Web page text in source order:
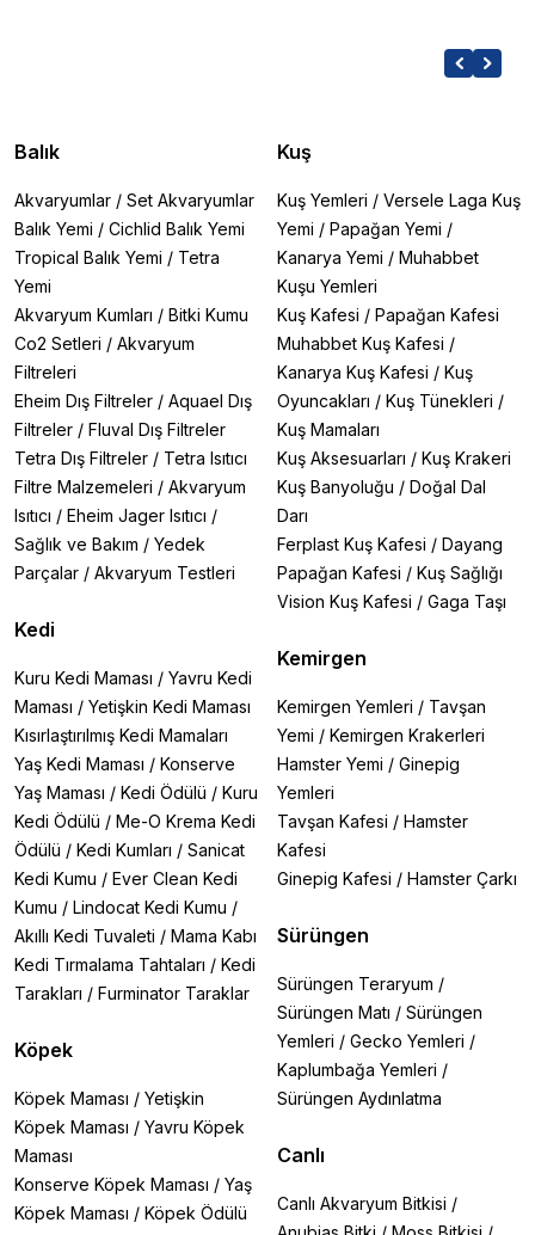
Balık
Akvaryumlar / Set Akvaryumlar
Balık Yemi / Cichlid Balık Yemi
Tropical Balık Yemi / Tetra
Yemi
Akvaryum Kumları / Bitki Kumu
Co2 Setleri / Akvaryum
Filtreleri
Eheim Dış Filtreler / Aquael Dış
Filtreler / Fluval Dış Filtreler
Tetra Dış Filtreler / Tetra Isıtıcı
Filtre Malzemeleri / Akvaryum
Isıtıcı / Eheim Jager Isıtıcı /
Sağlık ve Bakım / Yedek
Parçalar / Akvaryum Testleri
Kedi
Kuru Kedi Maması / Yavru Kedi
Maması / Yetişkin Kedi Maması
Kısırlaştırılmış Kedi Mamaları
Yaş Kedi Maması / Konserve
Yaş Maması / Kedi Ödülü / Kuru
Kedi Ödülü / Me-O Krema Kedi
Ödülü / Kedi Kumları / Sanicat
Kedi Kumu / Ever Clean Kedi
Kumu / Lindocat Kedi Kumu /
Akıllı Kedi Tuvaleti / Mama Kabı
Kedi Tırmalama Tahtaları / Kedi
Tarakları / Furminator Taraklar
Köpek
Köpek Maması / Yetişkin
Köpek Maması / Yavru Köpek
Maması
Konserve Köpek Maması / Yaş
Köpek Maması / Köpek Ödülü
Kuş
Kuş Yemleri / Versele Laga Kuş
Yemi / Papağan Yemi /
Kanarya Yemi / Muhabbet
Kuşu Yemleri
Kuş Kafesi / Papağan Kafesi
Muhabbet Kuş Kafesi /
Kanarya Kuş Kafesi / Kuş
Oyuncakları / Kuş Tünekleri /
Kuş Mamaları
Kuş Aksesuarları / Kuş Krakeri
Kuş Banyoluğu / Doğal Dal
Darı
Ferplast Kuş Kafesi / Dayang
Papağan Kafesi / Kuş Sağlığı
Vision Kuş Kafesi / Gaga Taşı
Kemirgen
Kemirgen Yemleri / Tavşan
Yemi / Kemirgen Krakerleri
Hamster Yemi / Ginepig
Yemleri
Tavşan Kafesi / Hamster
Kafesi
Ginepig Kafesi / Hamster Çarkı
Sürüngen
Sürüngen Teraryum /
Sürüngen Matı / Sürüngen
Yemleri / Gecko Yemleri /
Kaplumbağa Yemleri /
Sürüngen Aydınlatma
Canlı
Canlı Akvaryum Bitkisi /